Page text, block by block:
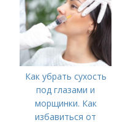
Как убрать сухость
под глазами и
морщинки. Как
избавиться от